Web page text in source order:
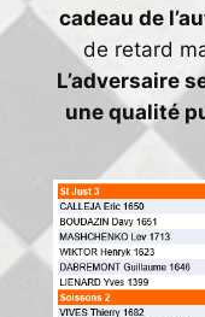
cadeau de
de retard
L’adversaire
une qualité